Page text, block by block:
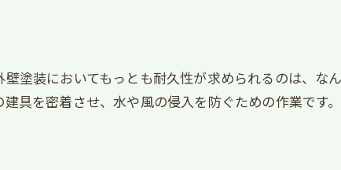
塗装においてもっとも耐久性が求められるのは、な
具を密着させ、水や風の侵入を防ぐための作業です